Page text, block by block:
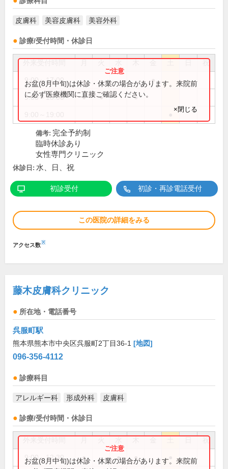
皮膚科 美容皮膚科 美容外科
診療/受付時間・休診日
祝
9:00～17:00 ●
9:00～18:00 ● ● ●
お盆(8月中旬)は休診・休業の場合があります。来院前
に必ず医療機関に直接ご確認ください。
×閉じる
備考: 完全予約制
臨時休診あり
女性専門クリニック
休診日: 水、日、祝
初診受付 初診・再診電話受付
この医院の詳細をみる
アクセス数※
藤木皮膚科クリニック
所在地・電話番号
呉服町駅
熊本県熊本市中央区呉服町2丁目36-1 [地図]
096-356-4112
診療科目
アレルギー科 形成外科 皮膚科
診療/受付時間・休診日
祝
9:00～12:30 ● ● ●
お盆(8月中旬)は休診・休業の場合があります。来院前